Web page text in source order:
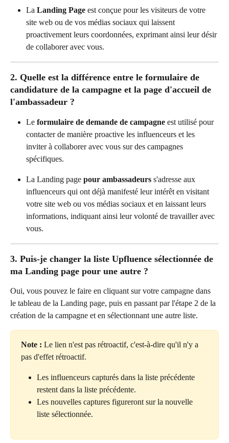
La Landing Page est conçue pour les visiteurs de votre
site web ou de vos médias sociaux qui laissent
proactivement leurs coordonnées, exprimant ainsi leur désir
de collaborer avec vous.
2. Quelle est la différence entre le formulaire de
candidature de la campagne et la page d'accueil de
l'ambassadeur ?
Le formulaire de demande de campagne est utilisé pour
contacter de manière proactive les influenceurs et les
inviter à collaborer avec vous sur des campagnes
spécifiques.
La Landing page pour ambassadeurs s'adresse aux
influenceurs qui ont déjà manifesté leur intérêt en visitant
votre site web ou vos médias sociaux et en laissant leurs
informations, indiquant ainsi leur volonté de travailler avec
vous.
3. Puis-je changer la liste Upfluence sélectionnée de
ma Landing page pour une autre ?
Oui, vous pouvez le faire en cliquant sur votre campagne dans
le tableau de la Landing page, puis en passant par l'étape 2 de la
création de la campagne et en sélectionnant une autre liste.
Note : Le lien n'est pas rétroactif, c'est-à-dire qu'il n'y a
pas d'effet rétroactif.
Les influenceurs capturés dans la liste précédente
restent dans la liste précédente.
Les nouvelles captures figureront sur la nouvelle
liste sélectionnée.